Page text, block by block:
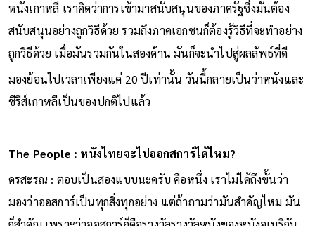
หนังเกาหลี เราคิดว่าการเข้ามาสนับสนุนของภาครัฐซึ่งมันต้อง
สนับสนุนอย่างถูกวิธีด้วย รวมถึงภาคเอกชนก็ต้องรู้วิธีที่จะทําอย่าง
ถูกวิธีด้วย เมื่อมันรวมกันในสองด้าน มันก็จะนำไปสู่ผลลัพธ์ที่ดี
มองย้อนไปเวลาเพียงแค่ 20 ปีเท่านั้น วันนี้กลายเป็นว่าหนังและ
ซีรีส์เกาหลีเป็นของปกติไปแล้ว
The People : หนังไทยจะไปออกสการ์ได้ไหม?
ดรสะรณ : ตอบเป็นสองแบบนะครับ คือหนึ่ง เราไม่ได้ถึงขั้นว่า
มองว่าออสการ์เป็นทุกสิ่งทุกอย่าง แต่ถ้าถามว่ามันสําคัญไหม มัน